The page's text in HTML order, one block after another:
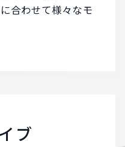
合わせて様々なモ
ブ